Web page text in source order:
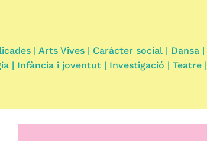
| Arts Vives | Caràcter social | Dansa |
| Infància i joventut | Investigació | Teatre |